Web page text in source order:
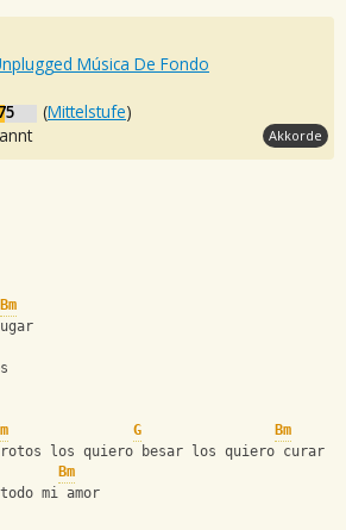
Música De Fondo
(Mittelstufe)
Akkorde
Bm
G
Bm
los quiero besar los quiero curar
Bm
mi amor